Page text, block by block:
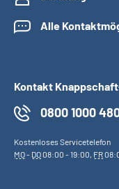
Alle
Kontakt
0800 1000
Kostenloses Servicetelefon
MO- DO08:00 - 19:00, FR